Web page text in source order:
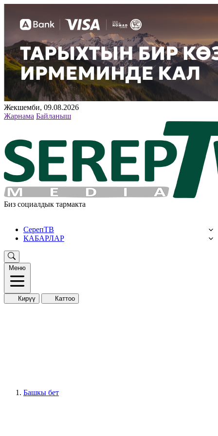
Жекшемби, 09.08.2026
Жарнама Байланыш
Биз социалдык тармакта
СерепТВ
КАБАРЛАР
Меню
Кирүү Каттоо
Башкы бет